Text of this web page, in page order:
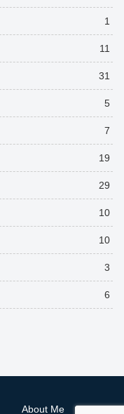
1
11
31
5
7
19
29
10
10
3
6
About Me